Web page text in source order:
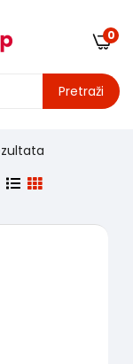
Pretraži
0